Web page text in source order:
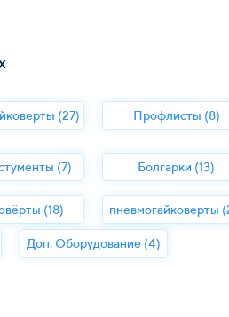
(27) Профлисты (8)
(7) Болгарки (13)
(18) пневмогайковерты
Доп. Оборудование (4)